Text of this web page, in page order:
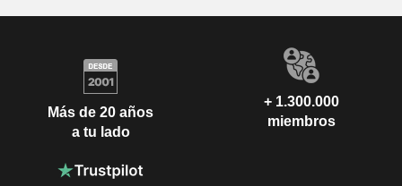
Más de 20 años
a tu lado
+ 1.300.000
miembros